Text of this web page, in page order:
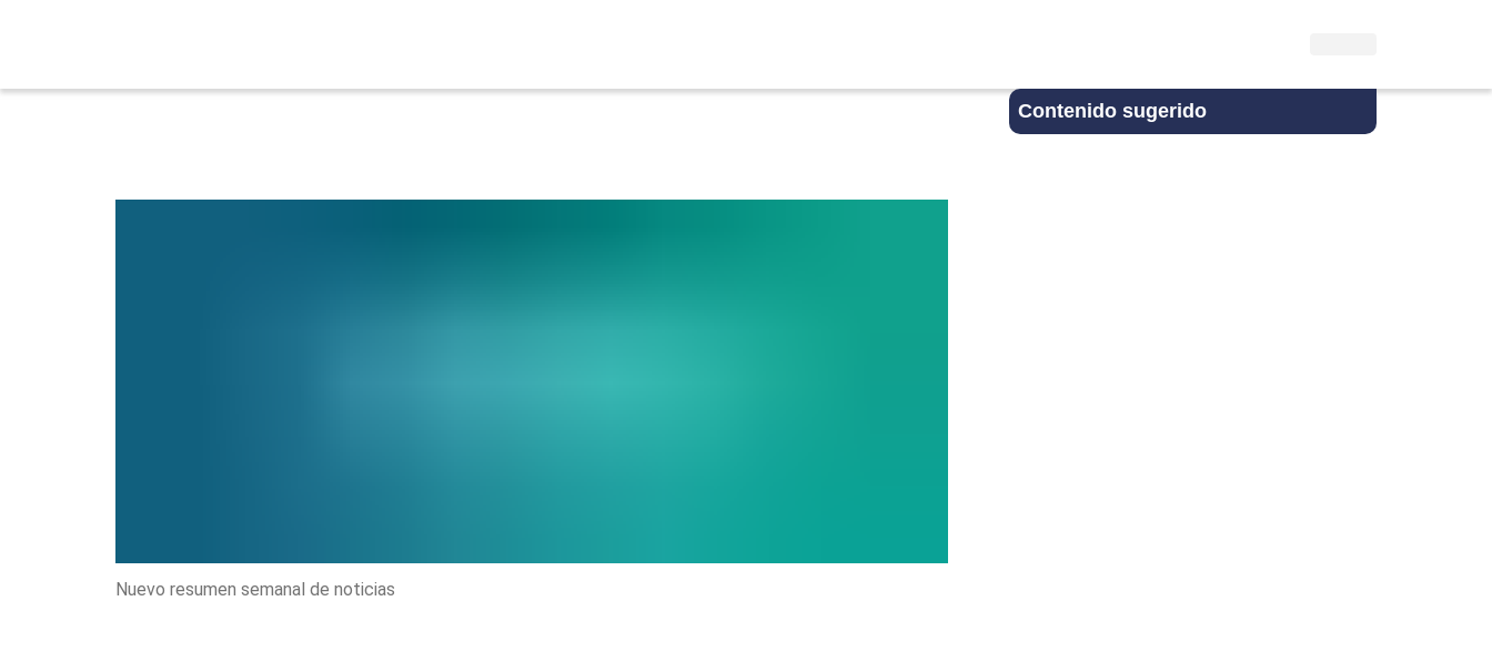
Contenido sugerido
Nuevo resumen semanal de noticias